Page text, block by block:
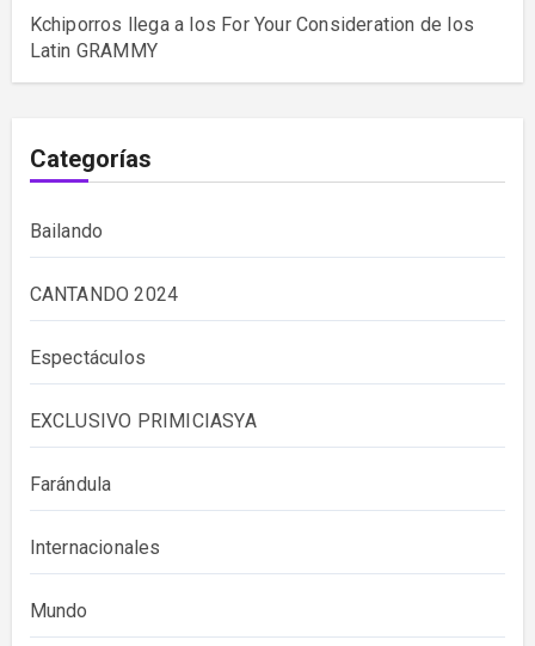
Kchiporros llega a los For Your Consideration de los
Latin GRAMMY
Categorías
Bailando
CANTANDO 2024
Espectáculos
EXCLUSIVO PRIMICIASYA
Farándula
Internacionales
Mundo